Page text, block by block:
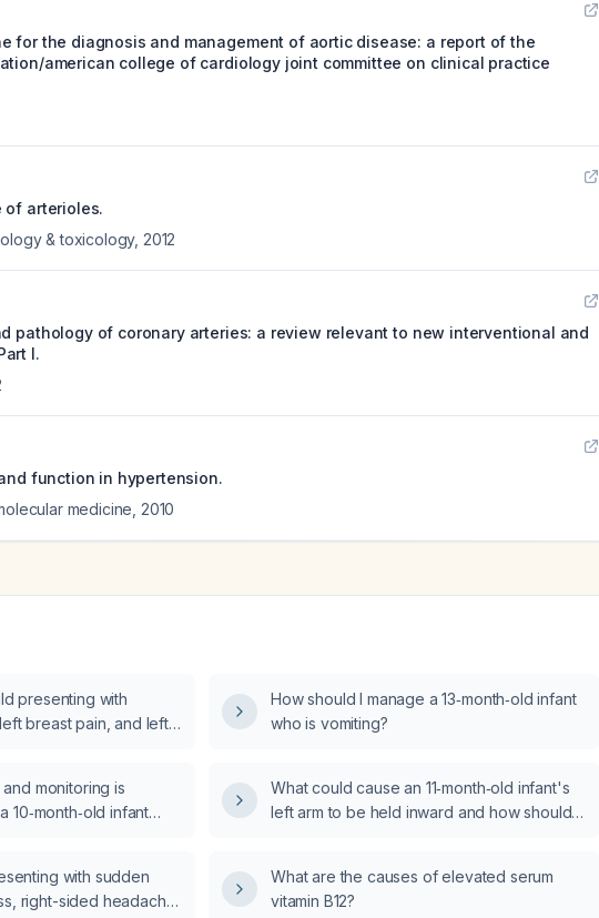
for the diagnosis and management of aortic disease: a report of the
american college of cardiology joint committee on clinical practice
of arterioles.
& toxicology, 2012
pathology of coronary arteries: a review relevant to new interventional and
I.
function in hypertension.
medicine 2010
presenting with
breast pain, and left
How should I manage a 13‑month‑old infant
who is vomiting?
monitoring is
10‑month‑old infant
What could cause an 11‑month‑old infant's
left arm to be held inward and how should it
with sudden
right-sided headache,
What are the causes of elevated serum
vitamin B12?